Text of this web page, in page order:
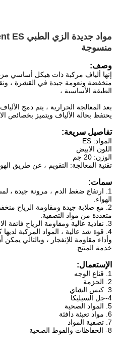
منسوجة
وصف:
إنها ألياف مركبة ذات هيكل أساسي
منخفضة ونعومة جيدة في القشرة ،
الطبقة الأساسية ،
يحتفظ بحالة الألياف ويتميز بخصائص
تفاصيل سريعة:
المواد: ES
اللون الابيض
الوزن: 20 جم
تقنية المعالجة: التقويم ، عن طريق
سمات:
1. ارتفاع ضغط الدم ، مرونة جيدة ،
الهواء.
2. مع صلابة جيدة ومقاومة الرياح
متعددة من مواد التصفية.
3. نفاذية عالية ومقاومة الرياح فائقة الانخفاض.
4. قوة شد عالية ، المواد المركبة
وأداء مقاومة للإنفجار ، وبالتالي
خدمة المنتج.
الإستعمال:
1. قناع الوجه
2. الحزمة
3. كيس الشاي
4-جل السيليكا
5. المواد الصحية
6. مواد تعبئة دافئة
7. تصفية المواد
8- الحفاظات والفوط الصحية